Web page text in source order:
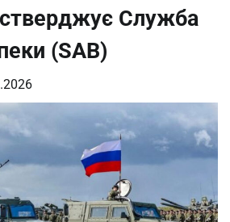
Служба
(SAB)